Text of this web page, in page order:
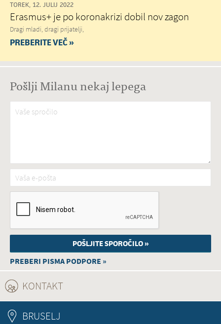
TOREK, 12. JULIJ 2022
Erasmus+ je po koronakrizi dobil nov zagon
Dragi mladi, dragi prijatelji,
PREBERITE VEČ »
Pošlji Milanu nekaj lepega
Vaše spročilo*
Vaša e-pošta*
PREBERI PISMA PODPORE »
KONTAKT
BRUSELJ